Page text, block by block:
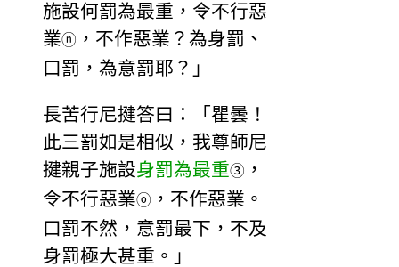
施設何罰為最重，令不行惡
業ⓝ ，不作惡業？為身罰、
口罰，為意罰耶？」
長苦行尼揵答曰：「瞿曇！
此三罰如是相似，我尊師尼
揵親子施設身罰為最重③ ，
令不行惡業ⓞ ，不作惡業。
口罰不然，意罰最下，不及
身罰極大甚重。」